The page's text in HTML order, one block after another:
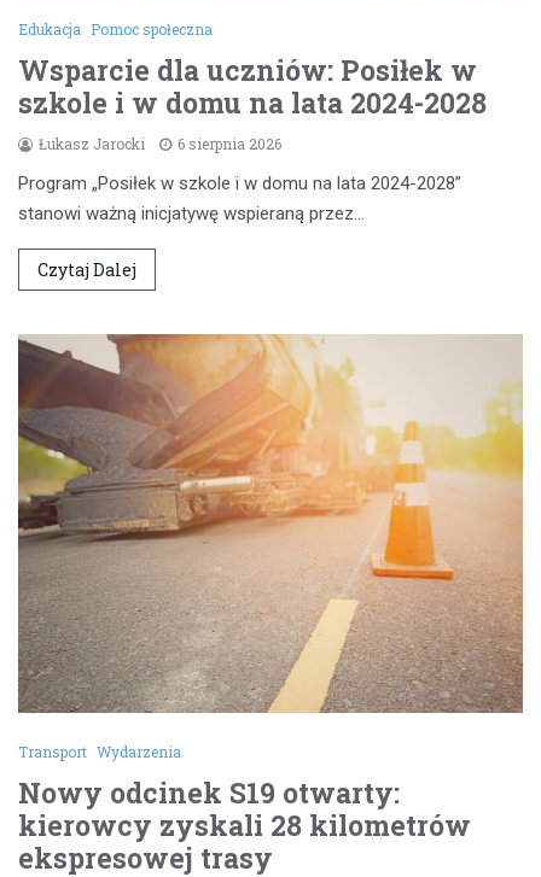
Edukacja Pomoc społeczna
Wsparcie dla uczniów: Posiłek w
szkole i w domu na lata 2024-2028
Łukasz Jarocki 6 sierpnia 2026
Program „Posiłek w szkole i w domu na lata 2024-2028”
stanowi ważną inicjatywę wspieraną przez…
Czytaj Dalej
Transport Wydarzenia
Nowy odcinek S19 otwarty:
kierowcy zyskali 28 kilometrów
ekspresowej trasy